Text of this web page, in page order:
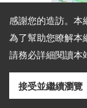
感謝您的造訪。本
為了幫助您瞭解本
請務必詳細閱讀本
接受並繼續瀏覽
熱門